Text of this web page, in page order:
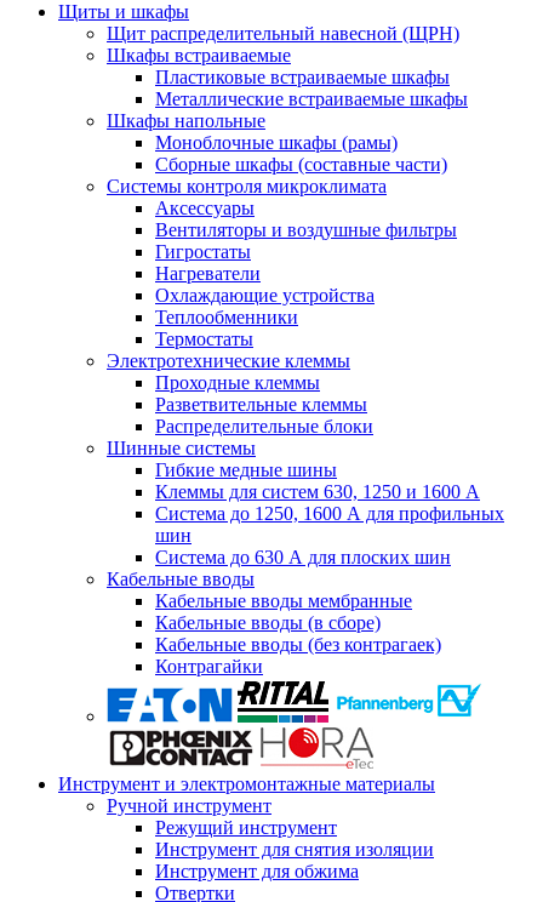
Щиты и шкафы
Щит распределительный навесной (ЩРН)
Шкафы встраиваемые
Пластиковые встраиваемые шкафы
Металлические встраиваемые шкафы
Шкафы напольные
Моноблочные шкафы (рамы)
Сборные шкафы (составные части)
Системы контроля микроклимата
Аксессуары
Вентиляторы и воздушные фильтры
Гигростаты
Нагреватели
Охлаждающие устройства
Теплообменники
Термостаты
Электротехнические клеммы
Проходные клеммы
Разветвительные клеммы
Распределительные блоки
Шинные системы
Гибкие медные шины
Клеммы для систем 630, 1250 и 1600 А
Система до 1250, 1600 А для профильных
шин
Система до 630 А для плоских шин
Кабельные вводы
Кабельные вводы мембранные
Кабельные вводы (в сборе)
Кабельные вводы (без контрагаек)
Контрагайки
Инструмент и электромонтажные материалы
Ручной инструмент
Режущий инструмент
Инструмент для снятия изоляции
Инструмент для обжима
Отвертки